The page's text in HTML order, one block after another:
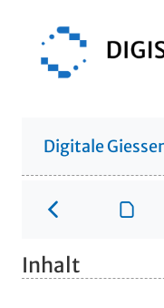
Digitale
Inhalt